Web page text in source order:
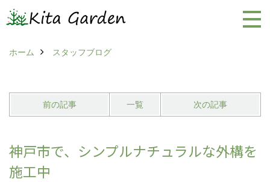
ホーム スタッフブログ
前の記事 一覧 次の記事
神戸市で、シンプルナチュラルな外構を
施工中